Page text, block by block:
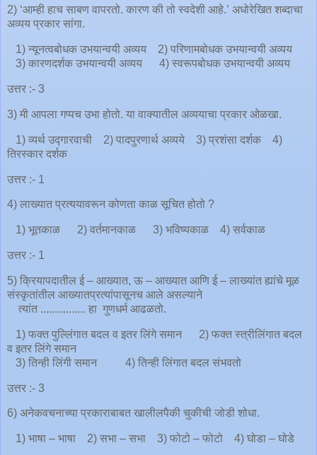
2) ‘आम्ही हाच साबण वापरतो. कारण की तो स्वदेशी आहे.’ अधोरेखित शब्दाचा
अव्यय प्रकार सांगा.
1) न्यूनत्वबोधक उभयान्वयी अव्यय 2) परिणामबोधक उभयान्वयी अव्यय
3) कारणदर्शक उभयान्वयी अव्यय 4) स्वरूपबोधक उभयान्वयी अव्यय
उत्तर :- 3
3) मी आपला गप्पच उभा होतो. या वाक्यातील अव्ययाचा प्रकार ओळखा.
1) व्यर्थ उद्गारवाची 2) पादपुरणार्थ अव्यये 3) प्रशंसा दर्शक 4)
तिरस्कार दर्शक
उत्तर :- 1
4) लाख्यात प्रत्ययावरून कोणता काळ सूचित होतो ?
1) भूतकाळ 2) वर्तमानकाळ 3) भविष्यकाळ 4) सर्वकाळ
उत्तर :- 1
5) क्रियापदातील ई – आख्यात, ऊ – आख्यात आणि ई – लाख्यांत ह्यांचे मूळ
संस्कृतांतील आख्यातप्रत्यांपासूनच आले असल्याने
त्यांत ................ हा गुणधर्म आढळतो.
1) फक्त पुल्लिंगात बदल व इतर लिंगे समान 2) फक्त स्त्रीलिंगात बदल
व इतर लिंगे समान
3) तिन्ही लिंगी समान 4) तिन्ही लिंगात बदल संभवतो
उत्तर :- 3
6) अनेकवचनाच्या प्रकाराबाबत खालीलपैकी चुकीची जोडी शोधा.
1) भाषा – भाषा 2) सभा – सभा 3) फोटो – फोटो 4) घोडा – घोडे